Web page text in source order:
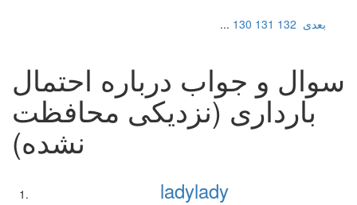
... 130 131 132 بعدی
سوال و جواب درباره احتمال
بارداری (نزدیکی محافظت
نشده)
ladylady